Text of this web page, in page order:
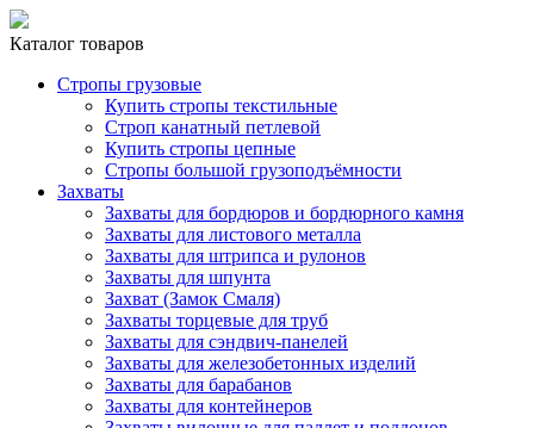
Каталог товаров
Стропы грузовые
Купить стропы текстильные
Строп канатный петлевой
Купить стропы цепные
Стропы большой грузоподъёмности
Захваты
Захваты для бордюров и бордюрного камня
Захваты для листового металла
Захваты для штрипса и рулонов
Захваты для шпунта
Захват (Замок Смаля)
Захваты торцевые для труб
Захваты для сэндвич-панелей
Захваты для железобетонных изделий
Захваты для барабанов
Захваты для контейнеров